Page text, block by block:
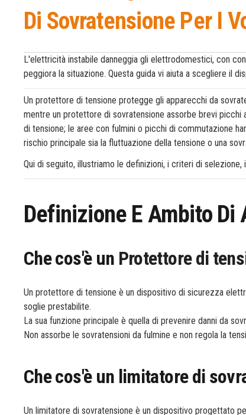
Di Sovratensione Per I
L'elettricità instabile danneggia gli elettrodomestici, con
peggiora la situazione. Questa guida vi aiuta a scegliere il
Un protettore di tensione protegge gli apparecchi da
mentre un protettore di sovratensione assorbe brevi picchi
di tensione; le aree con fulmini o picchi di commutazione
rischio principale sia la fluttuazione della tensione o una
Qui di seguito, illustriamo le definizioni, i criteri di
Definizione E Ambito Di
Che cos'è un Protettore di
Un protettore di tensione è un dispositivo di sicurezza
soglie prestabilite.
La sua funzione principale è quella di prevenire danni da
Non assorbe le sovratensioni da fulmine e non regola la
Che cos'è un limitatore di
Un limitatore di sovratensione è un dispositivo progettato